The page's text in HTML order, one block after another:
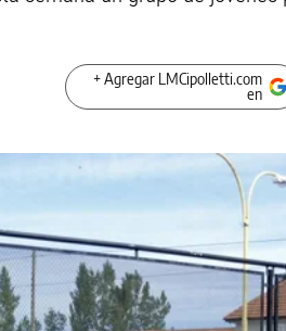
+ Agregar LMCipolletti.com
en